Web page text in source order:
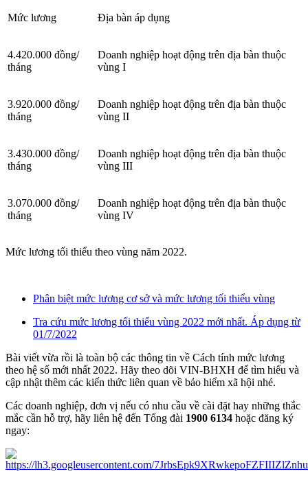
Mức lương Địa bàn áp dụng
4.420.000 đồng/
tháng
Doanh nghiệp hoạt động trên địa bàn thuộc
vùng I
3.920.000 đồng/
tháng
Doanh nghiệp hoạt động trên địa bàn thuộc
vùng II
3.430.000 đồng/
tháng
Doanh nghiệp hoạt động trên địa bàn thuộc
vùng III
3.070.000 đồng/
tháng
Doanh nghiệp hoạt động trên địa bàn thuộc
vùng IV
Mức lương tối thiểu theo vùng năm 2022.
Phân biệt mức lương cơ sở và mức lương tối thiểu vùng
Tra cứu mức lương tối thiểu vùng 2022 mới nhất. Áp dụng từ
01/7/2022
Bài viết vừa rồi là toàn bộ các thông tin về Cách tính mức lương
theo hệ số mới nhất 2022. Hãy theo dõi VIN-BHXH để tìm hiểu và
cập nhật thêm các kiến thức liên quan về bảo hiểm xã hội nhé.
Các doanh nghiệp, đơn vị nếu có nhu cầu về cài đặt hay những thắc
mắc cần hỗ trợ, hãy liên hệ đến Tổng đài 1900 6134 hoặc đăng ký
ngay: